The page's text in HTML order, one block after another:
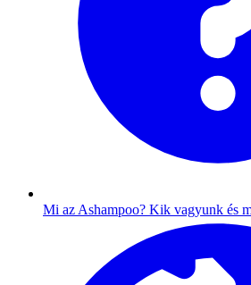
Mi az Ashampoo? Kik vagyunk és